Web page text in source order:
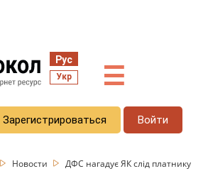
Рус
Укр ☰
Зарегистрироваться Войти
Новости
ДФС нагадує ЯК слід платнику